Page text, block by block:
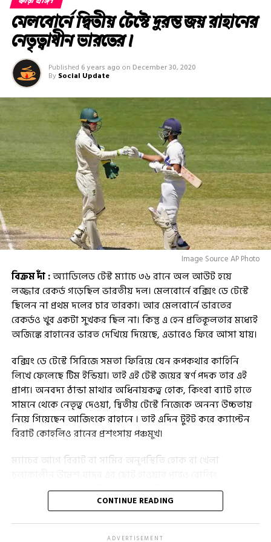
মেলবোর্নে দ্বিতীয় টেস্টে দুরন্ত জয় রাহানের
নেতৃত্বাধীন ভারতের।
Published 6 years ago on December 30, 2020
By Social Update
Image Source AP Photo
বিক্রম দাঁ :অ্যাডিলেড টেস্ট ম্যাচে ৩৬ রানে অল আউট হয়ে
লজ্জার রেকর্ড গড়েছিল ভারতীয় দল। মেলবোর্নে বক্সিং ডে টেস্টে
ছিলেন না প্রথম দলের চার তারকা। আর মেলবোর্নে ভারতের
রেকর্ডও খুব একটা সুখকর ছিল না। কিন্তু এ হেন প্রতিকূলতার মধ্যেই
অজিঙ্কে রাহানের ভারত দেখিয়ে দিয়েছে, এভাবেও ফিরে আসা যায়।
বক্সিং ডে টেস্টে সিরিজে সমতা ফিরিয়ে যেন রূপকথার কাহিনি
লিখে ফেলেছে টিম ইন্ডিয়া। তাই এই টেস্ট জয়ের স্বর্ণ পদক তার এই
প্রাপ্য। অনবদ্য ঠান্ডা মাথার অধিনায়কত্ব হোক, কিংবা ব্যাট হাতে
সামনে থেকে নেতৃত্ব দেওয়া, দ্বিতীয় টেস্টে নিজেকে অনন্য উচ্চতায়
নিয়ে গিয়েছেন আজিংকে রাহানে । তাই এদিন টুইট করে ক্যাপ্টেন
বিরাট কোহলিও রানের প্রশংসায় পঞ্চমুখ।
ম্যাচের আগে বিরাট বা সামির অনুপস্থিতি হোক বা খেলা
ম্যানেজমেন্ট হোক সব দিকেই দারুন প্রতিভার পরিচয় দিয়েছে
জিংকস। তবে এই ম্যাচ জেতার পর অধিনায়ক দলের ডেবিউ টান্টস
আর বলবেননাই বা কেনো? ইশান্ত শর্মা ছিলেন না টেস্ট এ সেই জন্য
CONTINUE READING
ADVERTISEMENT